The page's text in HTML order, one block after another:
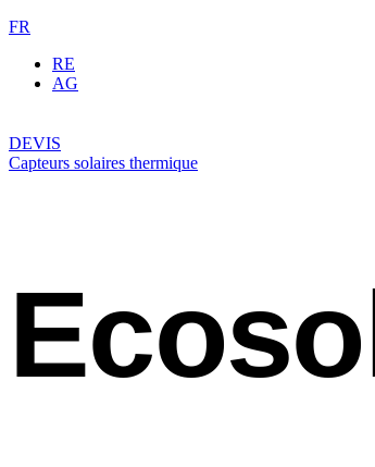
FR
RE
AG
DEVIS
Capteurs solaires thermique